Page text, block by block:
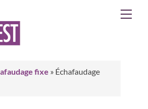
fixe » Échafaudage